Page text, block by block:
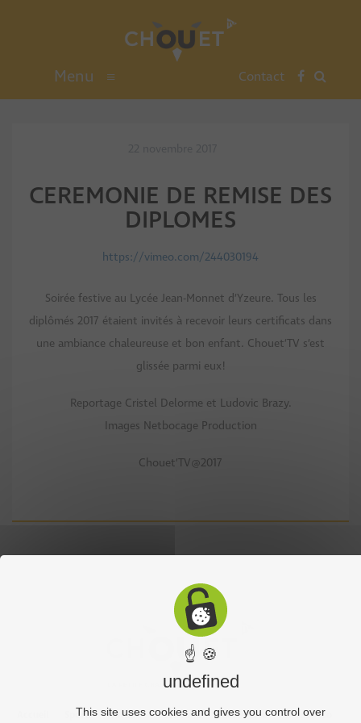
Menu ≡ Contact
CEREMONIE DE REMISE DES
DIPLOMES
https://vimeo.com/244030194
Soirée festive au Lycée Jean-Monnet d’Yzeure. Tous les
diplômés 2017 étaient invités à recevoir leurs certificats dans
une ambiance chaleureuse et bon enfant. Chouet’TV s’est
glissée parmi eux!
Reportage Cristel Delorme et Ludovic Brazy.
Images Netbocage Production
Chouet’TV@2017
Sports Culture Economie Découverte Chouet’eco
☝ 🍪
undefined
This site uses cookies and gives you control over